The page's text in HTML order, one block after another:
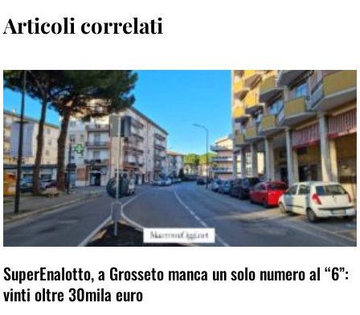
Articoli correlati
SuperEnalotto, a Grosseto manca un solo numero al “6”:
vinti oltre 30mila euro